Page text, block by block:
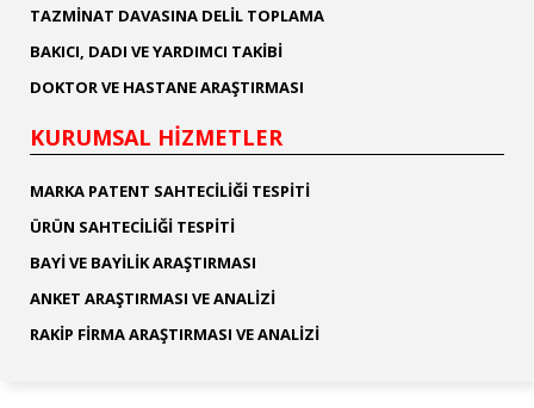
TAZMİNAT DAVASINA DELİL TOPLAMA
BAKICI, DADI VE YARDIMCI TAKİBİ
DOKTOR VE HASTANE ARAŞTIRMASI
KURUMSAL HİZMETLER
MARKA PATENT SAHTECİLİĞİ TESPİTİ
ÜRÜN SAHTECİLİĞİ TESPİTİ
BAYİ VE BAYİLİK ARAŞTIRMASI
ANKET ARAŞTIRMASI VE ANALİZİ
RAKİP FİRMA ARAŞTIRMASI VE ANALİZİ